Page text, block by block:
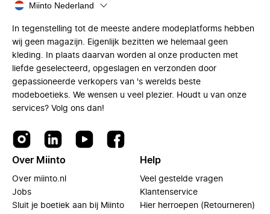
Miinto Nederland
In tegenstelling tot de meeste andere modeplatforms hebben
wij geen magazijn. Eigenlijk bezitten we helemaal geen
kleding. In plaats daarvan worden al onze producten met
liefde geselecteerd, opgeslagen en verzonden door
gepassioneerde verkopers van 's werelds beste
modeboetieks. We wensen u veel plezier. Houdt u van onze
services? Volg ons dan!
Over Miinto
Over miinto.nl
Jobs
Sluit je boetiek aan bij Miinto
Help
Veel gestelde vragen
Klantenservice
Hier herroepen (Retourneren)